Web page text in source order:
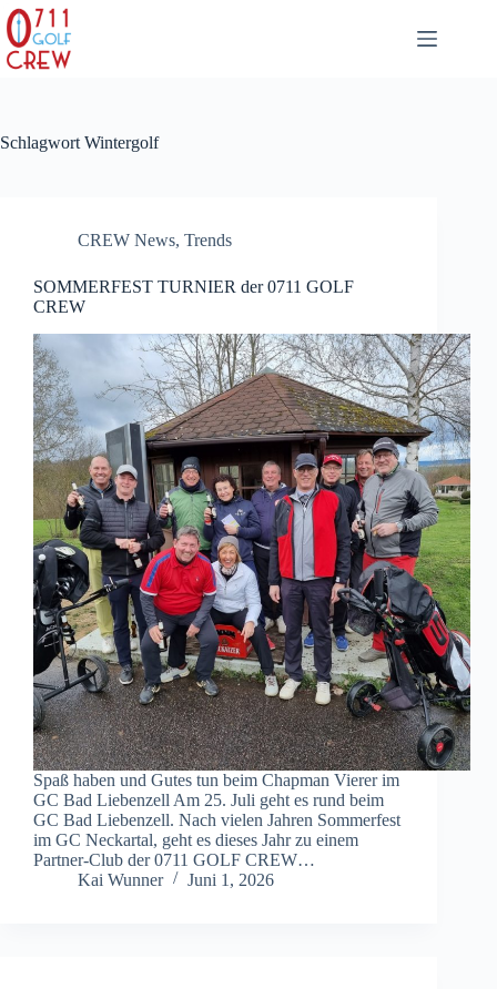
Zum
Inhalt
springen
Schlagwort Wintergolf
CREW News, Trends
SOMMERFEST TURNIER der 0711 GOLF
CREW
Spaß haben und Gutes tun beim Chapman Vierer im
GC Bad Liebenzell Am 25. Juli geht es rund beim
GC Bad Liebenzell. Nach vielen Jahren Sommerfest
im GC Neckartal, geht es dieses Jahr zu einem
Partner-Club der 0711 GOLF CREW…
Kai Wunner
Juni 1, 2026